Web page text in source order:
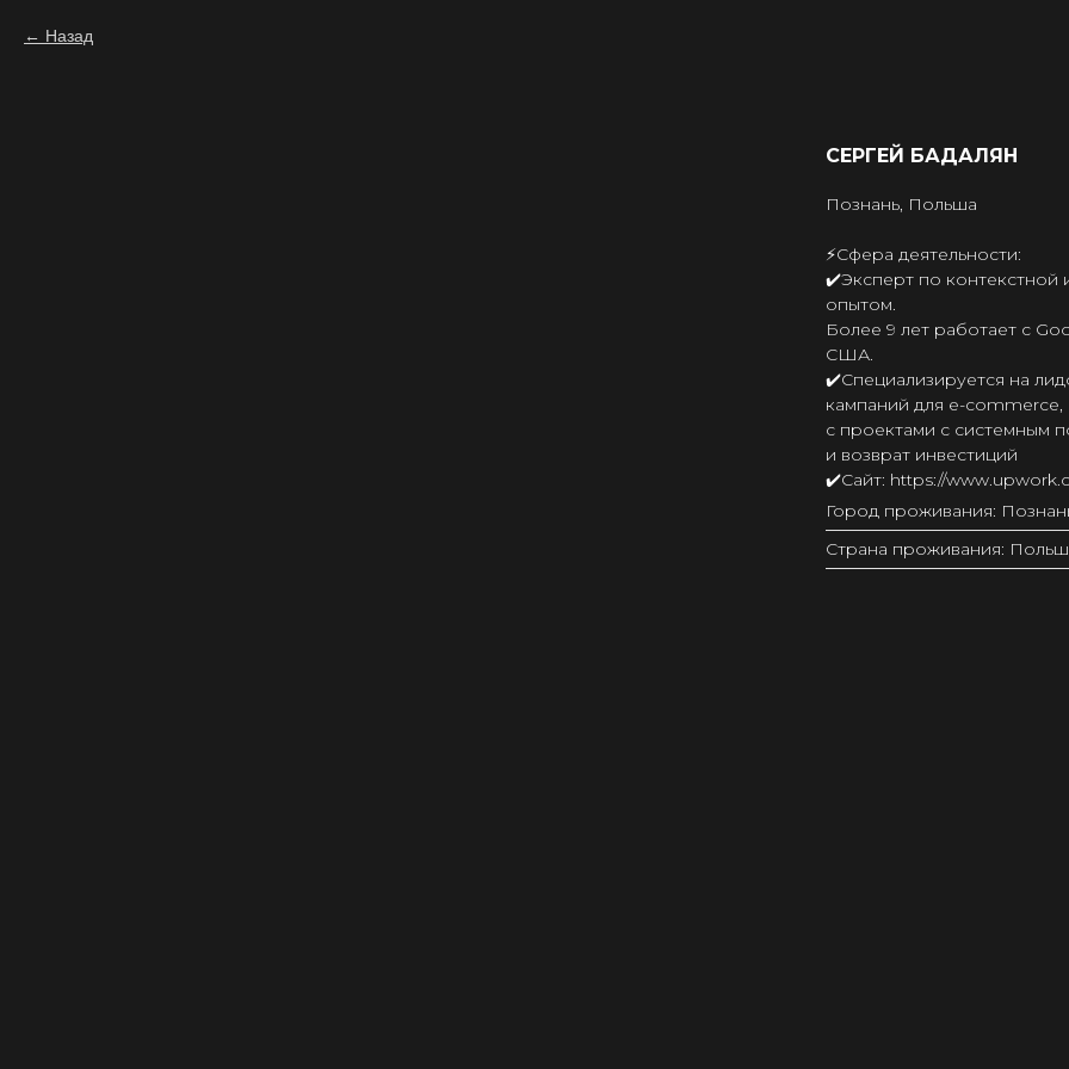
Назад
СЕРГЕЙ БАДАЛЯН
Познань, Польша
⚡️Сфера деятельности:
✔️Эксперт по контекстной
опытом.
Более 9 лет работает с
США.
✔️Специализируется на
кампаний для e-
с проектами с системным
и возврат инвестиций
✔️Сайт: https://
Город проживания:
Страна проживания: